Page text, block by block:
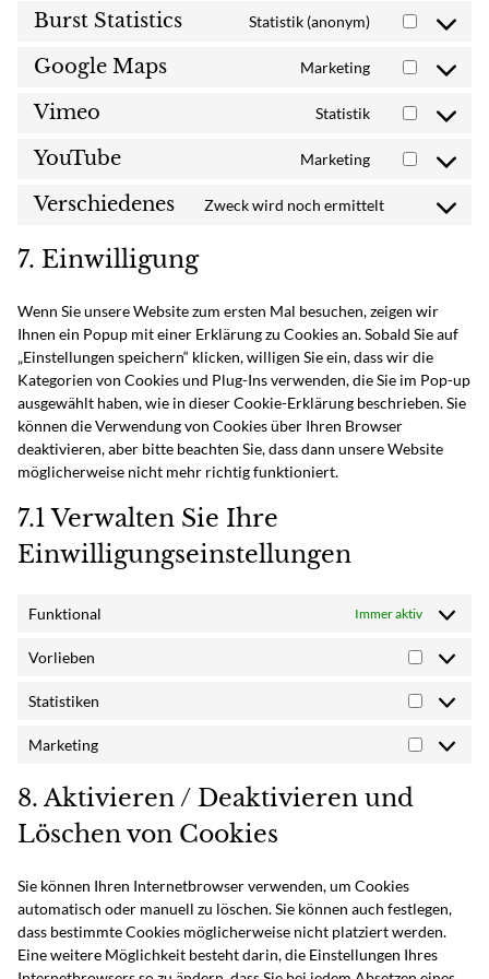
service
Burst Statistics Statistik (anonym)
Consent
service
statistics
Google Maps Marketing
Consent
service
maps
Vimeo Statistik
Consent
service
YouTube Marketing
Consent
Verschiedenes Zweck wird noch ermittelt
Consent
7. Einwilligung
Wenn Sie unsere Website zum ersten Mal besuchen, zeigen wir
Ihnen ein Popup mit einer Erklärung zu Cookies an. Sobald Sie auf
„Einstellungen speichern“ klicken, willigen Sie ein, dass wir die
Kategorien von Cookies und Plug-Ins verwenden, die Sie im Pop-up
ausgewählt haben, wie in dieser Cookie-Erklärung beschrieben. Sie
können die Verwendung von Cookies über Ihren Browser
deaktivieren, aber bitte beachten Sie, dass dann unsere Website
möglicherweise nicht mehr richtig funktioniert.
7.1 Verwalten Sie Ihre
Einwilligungseinstellungen
Funktional Immer aktiv
Vorlieben
Vorlieben
Statistiken
Marketing
8. Aktivieren / Deaktivieren und
Löschen von Cookies
Sie können Ihren Internetbrowser verwenden, um Cookies
automatisch oder manuell zu löschen. Sie können auch festlegen,
dass bestimmte Cookies möglicherweise nicht platziert werden.
Eine weitere Möglichkeit besteht darin, die Einstellungen Ihres